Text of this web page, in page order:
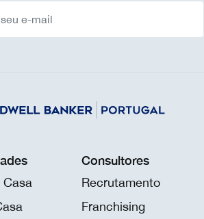
Casa
Consultores
Recrutamento
Franchising